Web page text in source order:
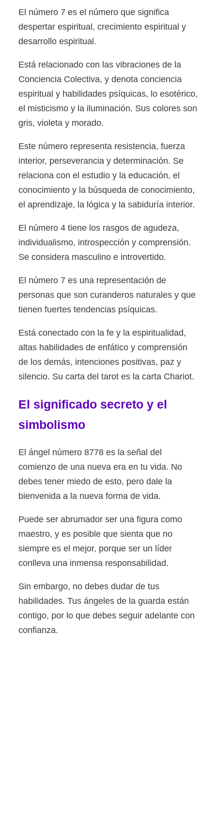
El número 7 es el número que significa
despertar espiritual, crecimiento espiritual y
desarrollo espiritual.
Está relacionado con las vibraciones de la
Conciencia Colectiva, y denota conciencia
espiritual y habilidades psíquicas, lo esotérico,
el misticismo y la iluminación. Sus colores son
gris, violeta y morado.
Este número representa resistencia, fuerza
interior, perseverancia y determinación. Se
relaciona con el estudio y la educación, el
conocimiento y la búsqueda de conocimiento,
el aprendizaje, la lógica y la sabiduría interior.
El número 4 tiene los rasgos de agudeza,
individualismo, introspección y comprensión.
Se considera masculino e introvertido.
El número 7 es una representación de
personas que son curanderos naturales y que
tienen fuertes tendencias psíquicas.
Está conectado con la fe y la espiritualidad,
altas habilidades de enfático y comprensión
de los demás, intenciones positivas, paz y
silencio. Su carta del tarot es la carta Chariot.
El significado secreto y el
simbolismo
El ángel número 8778 es la señal del
comienzo de una nueva era en tu vida. No
debes tener miedo de esto, pero dale la
bienvenida a la nueva forma de vida.
Puede ser abrumador ser una figura como
maestro, y es posible que sienta que no
siempre es el mejor, porque ser un líder
conlleva una inmensa responsabilidad.
Sin embargo, no debes dudar de tus
habilidades. Tus ángeles de la guarda están
contigo, por lo que debes seguir adelante con
confianza.